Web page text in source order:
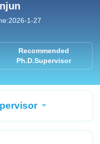
2026-1-27
Recommended
Ph.D.Supervisor